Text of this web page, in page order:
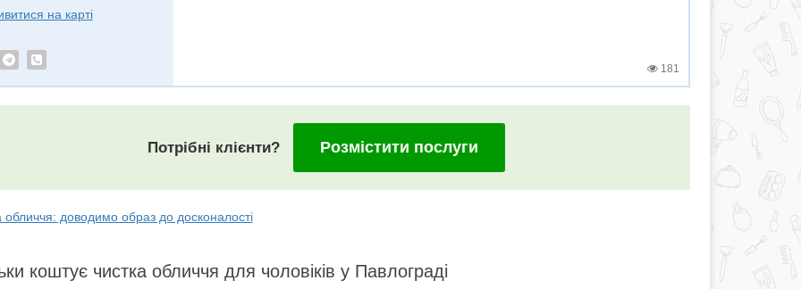
на карті
181
Потрібні клієнти? Розмістити послуги
обличчя: доводимо образ до досконалості
коштує чистка обличчя для чоловіків у Павлограді